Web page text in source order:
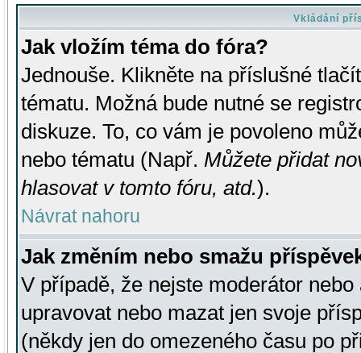
Vkládání
Jak vložím téma do fóra?
Jednouše. Klikněte na příslušné
tématu. Možná bude nutné se
diskuze. To, co vám je povoleno
nebo tématu (Např. Můžete přidat
hlasovat v tomto fóru, atd.).
Návrat nahoru
Jak změním nebo smažu
V případě, že nejste moderátor
upravovat nebo mazat jen svoje
(někdy jen do omezeného času po